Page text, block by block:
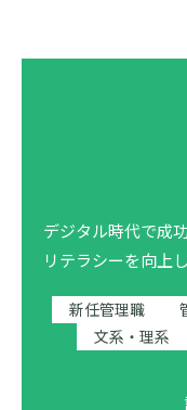
デジタル時代で成
リテラシーを向上し
新任管理職
文系・理系